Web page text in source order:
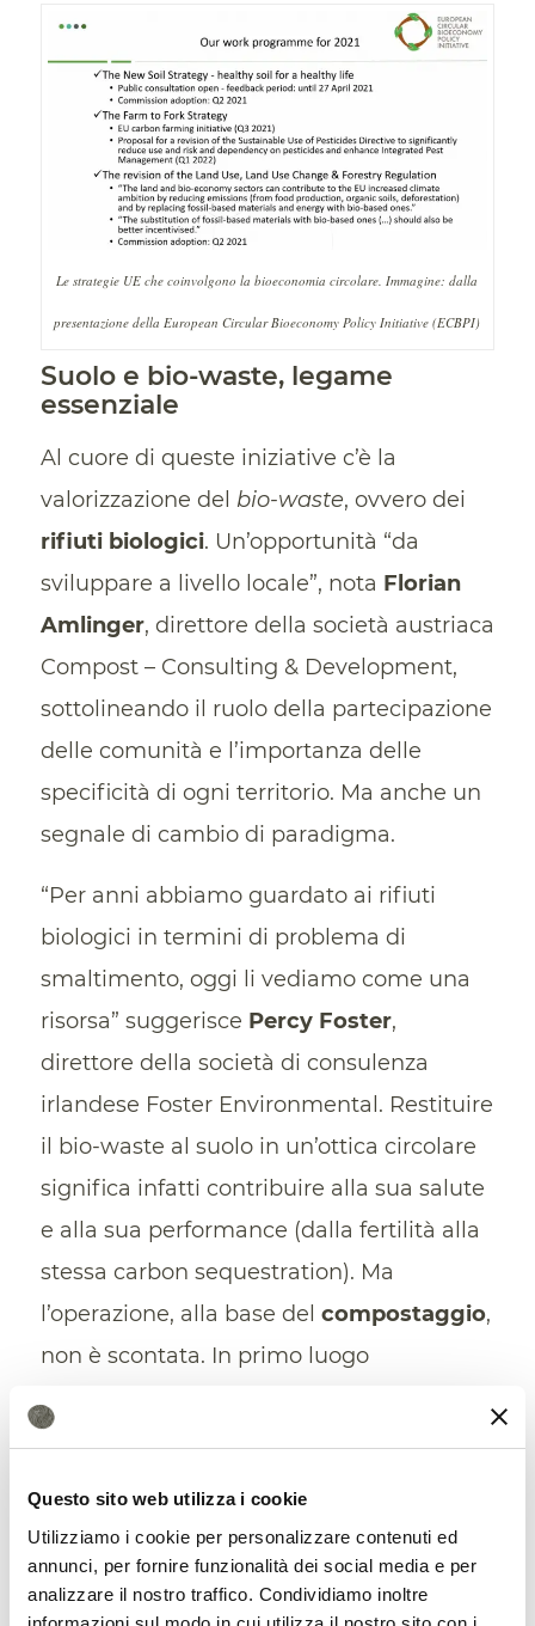
Questo sito web utilizza i cookie
Utilizziamo i cookie per personalizzare contenuti ed
annunci, per fornire funzionalità dei social media e per
analizzare il nostro traffico. Condividiamo inoltre
Le strategie UE che coinvolgono la bioeconomia circolare. Immagine: dalla
presentazione della European Circular Bioeconomy Policy Initiative (ECBPI)
Suolo e bio-waste, legame
essenziale
Al cuore di queste iniziative c’è la
valorizzazione del bio-waste, ovvero dei
rifiuti biologici. Un’opportunità “da
sviluppare a livello locale”, nota Florian
Amlinger, direttore della società austriaca
Compost – Consulting & Development,
sottolineando il ruolo della partecipazione
delle comunità e l’importanza delle
specificità di ogni territorio. Ma anche un
segnale di cambio di paradigma.
“Per anni abbiamo guardato ai rifiuti
biologici in termini di problema di
smaltimento, oggi li vediamo come una
risorsa” suggerisce Percy Foster,
direttore della società di consulenza
irlandese Foster Environmental. Restituire
il bio-waste al suolo in un’ottica circolare
significa infatti contribuire alla sua salute
e alla sua performance (dalla fertilità alla
stessa carbon sequestration). Ma
l’operazione, alla base del compostaggio,
non è scontata. In primo luogo
precisi di recupero (in percentuale sul
Foster. In secondo luogo, occorre evitare
lacontaminazionedel bio-waste stesso,